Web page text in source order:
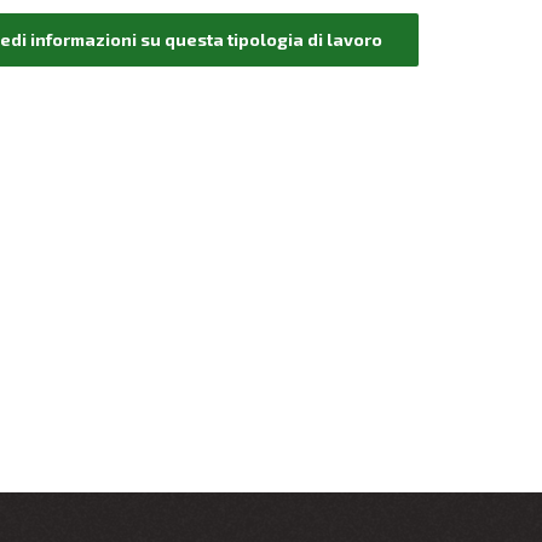
informazioni su questa tipologia di lavoro